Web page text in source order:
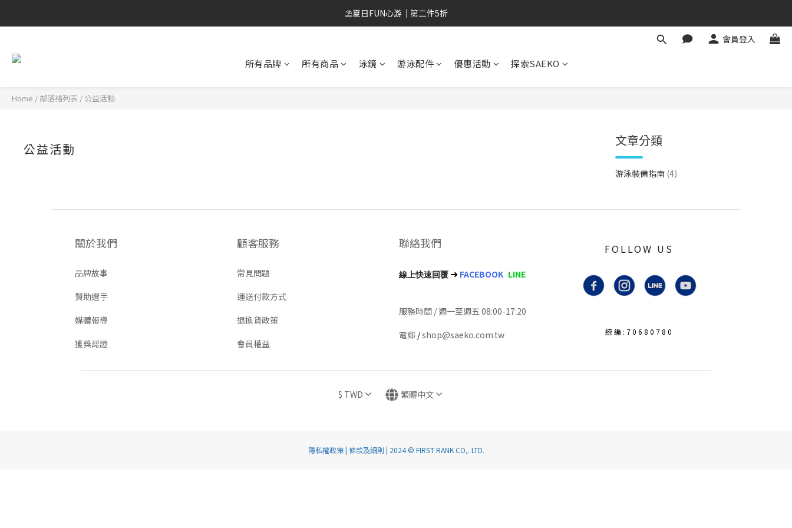
會員招募中😎 滿500元免運 新會員現領折扣券
⛱️夏日FUN心游｜第二件5折
會員登入
所有品牌 所有商品 泳鏡 游泳配件 優惠活動 探索SAEKO
Home / 部落格列表 / 公益活動
公益活動
文章分類
游泳裝備指南 (4)
關於我們
品牌故事
贊助選手
媒體報導
獲獎認證
顧客服務
常見問題
運送付款方式
退換貨政策
會員權益
聯絡我們
線上快速回覆 ➜ FACEBOOK LINE
服務時間 / 週一至週五 08:00-17:20
電郵 /shop@saeko.com.tw
FOLLOW US
統編:70680780
$ TWD 繁體中文
隱私權政策| 條款及細則 | 2024 © FIRST RANK CO,. LTD.